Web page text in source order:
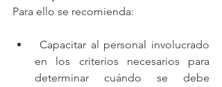
Para ello se recomienda:
en los criterios necesarios para
determinar cuándo se debe